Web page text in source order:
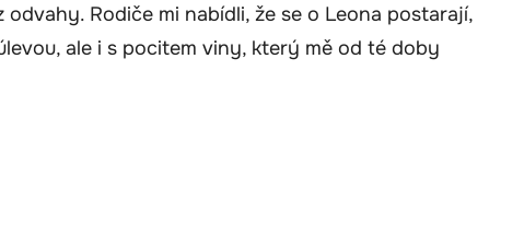
Rodiče mi nabídli, že se o Leona postarají,
ale i s pocitem viny, který mě od té doby